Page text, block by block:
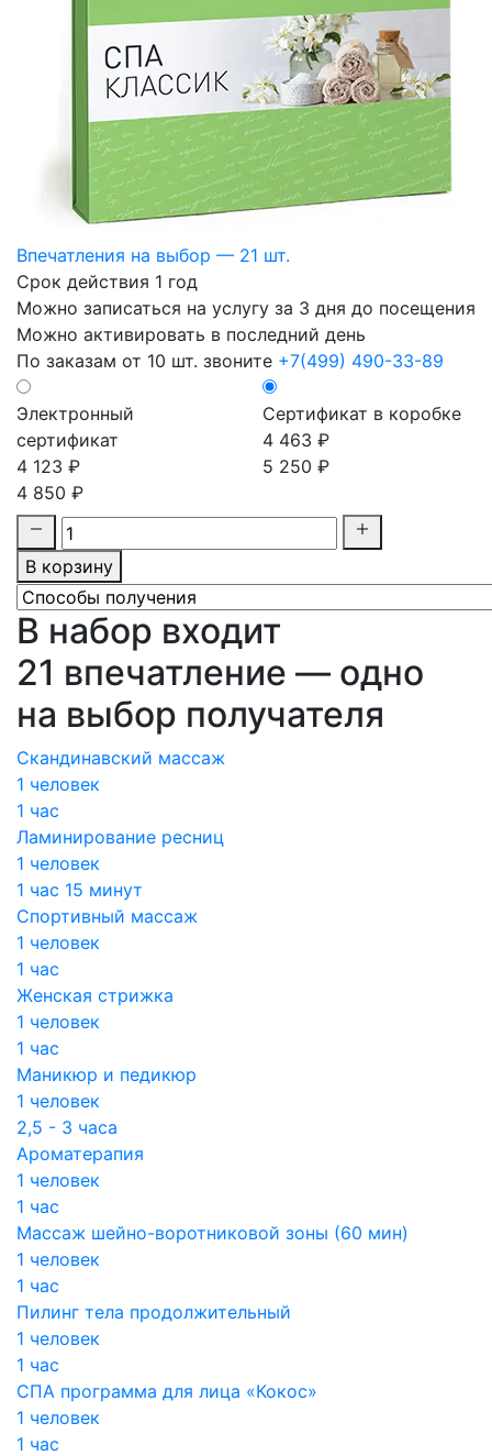
Впечатления на выбор — 21 шт.
Срок действия 1 год
Можно записаться на услугу за 3 дня до посещения
Можно активировать в последний день
По заказам от 10 шт. звоните +7(499) 490-33-89
Электронный
сертификат
4 123 ₽
4 850 ₽
Сертификат в коробке
4 463 ₽
5 250 ₽
В корзину
В набор входит
21 впечатление — одно
на выбор получателя
Скандинавский массаж
1 человек
1 час
Ламинирование ресниц
1 человек
1 час 15 минут
Спортивный массаж
1 человек
1 час
Женская стрижка
1 человек
1 час
Маникюр и педикюр
1 человек
2,5 - 3 часа
Ароматерапия
1 человек
1 час
Массаж шейно-воротниковой зоны (60 мин)
1 человек
1 час
Пилинг тела продолжительный
1 человек
1 час
СПА программа для лица «Кокос»
1 человек
1 час